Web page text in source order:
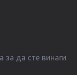
да сте винаги